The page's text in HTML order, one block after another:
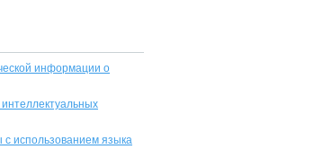
информации o
с использованием языка